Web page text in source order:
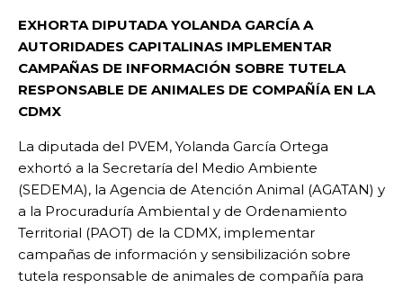
EXHORTA DIPUTADA YOLANDA GARCÍA A
AUTORIDADES CAPITALINAS IMPLEMENTAR
CAMPAÑAS DE INFORMACIÓN SOBRE TUTELA
RESPONSABLE DE ANIMALES DE COMPAÑÍA EN LA
CDMX
La diputada del PVEM, Yolanda García Ortega
exhortó a la Secretaría del Medio Ambiente
(SEDEMA), la Agencia de Atención Animal (AGATAN) y
a la Procuraduría Ambiental y de Ordenamiento
Territorial (PAOT) de la CDMX, implementar
campañas de información y sensibilización sobre
tutela responsable de animales de compañía para